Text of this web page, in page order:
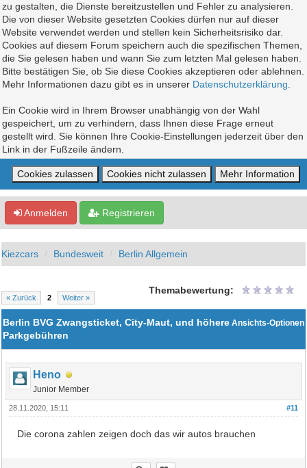
zu gestalten, die Dienste bereitzustellen und Fehler zu analysieren.
Die von dieser Website gesetzten Cookies dürfen nur auf dieser
Website verwendet werden und stellen kein Sicherheitsrisiko dar.
Cookies auf diesem Forum speichern auch die spezifischen Themen,
die Sie gelesen haben und wann Sie zum letzten Mal gelesen haben.
Bitte bestätigen Sie, ob Sie diese Cookies akzeptieren oder ablehnen.
Mehr Informationen dazu gibt es in unserer Datenschutzerklärung
Ein Cookie wird in Ihrem Browser unabhängig von der Wahl
gespeichert, um zu verhindern, dass Ihnen diese Frage erneut
gestellt wird. Sie können Ihre Cookie-Einstellungen jederzeit über den
Link in der Fußzeile ändern.
Anmelden Registrieren
Kiezcars Bundesweit Berlin Allgemein
« Zurück 2 Weiter »
Themabewertung:
Ansichts-Optionen
Berlin BVG Zwangsticket, City-Maut, und höhere
Parkgebühren
Heno
Junior Member
#11
28.11.2020, 15:11
Die corona zahlen zeigen doch das wir autos brauchen